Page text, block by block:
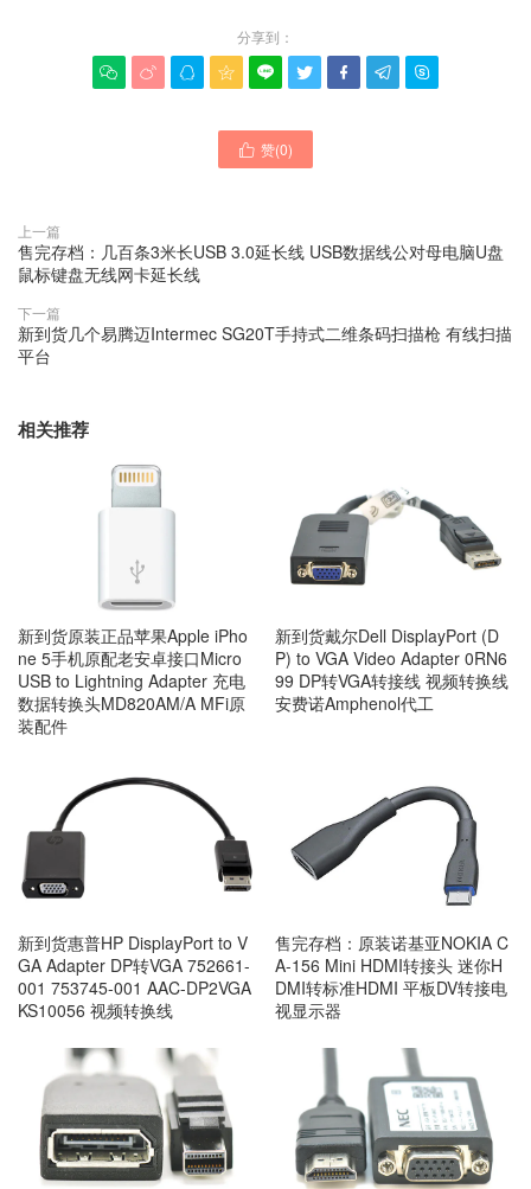
分享到：
        
 赞(0)
上一篇
售完存档：几百条3米长USB 3.0延长线 USB数据线公对母电脑U盘
鼠标键盘无线网卡延长线
下一篇
新到货几个易腾迈Intermec SG20T手持式二维条码扫描枪 有线扫描
平台
相关推荐
新到货原装正品苹果Apple iPho
ne 5手机原配老安卓接口Micro
USB to Lightning Adapter 充电
数据转换头MD820AM/A MFi原
装配件
新到货戴尔Dell DisplayPort (D
P) to VGA Video Adapter 0RN6
99 DP转VGA转接线 视频转换线
安费诺Amphenol代工
新到货惠普HP DisplayPort to V
GA Adapter DP转VGA 752661-
001 753745-001 AAC-DP2VGA
KS10056 视频转换线
售完存档：原装诺基亚NOKIA C
A-156 Mini HDMI转接头 迷你H
DMI转标准HDMI 平板DV转接电
视显示器